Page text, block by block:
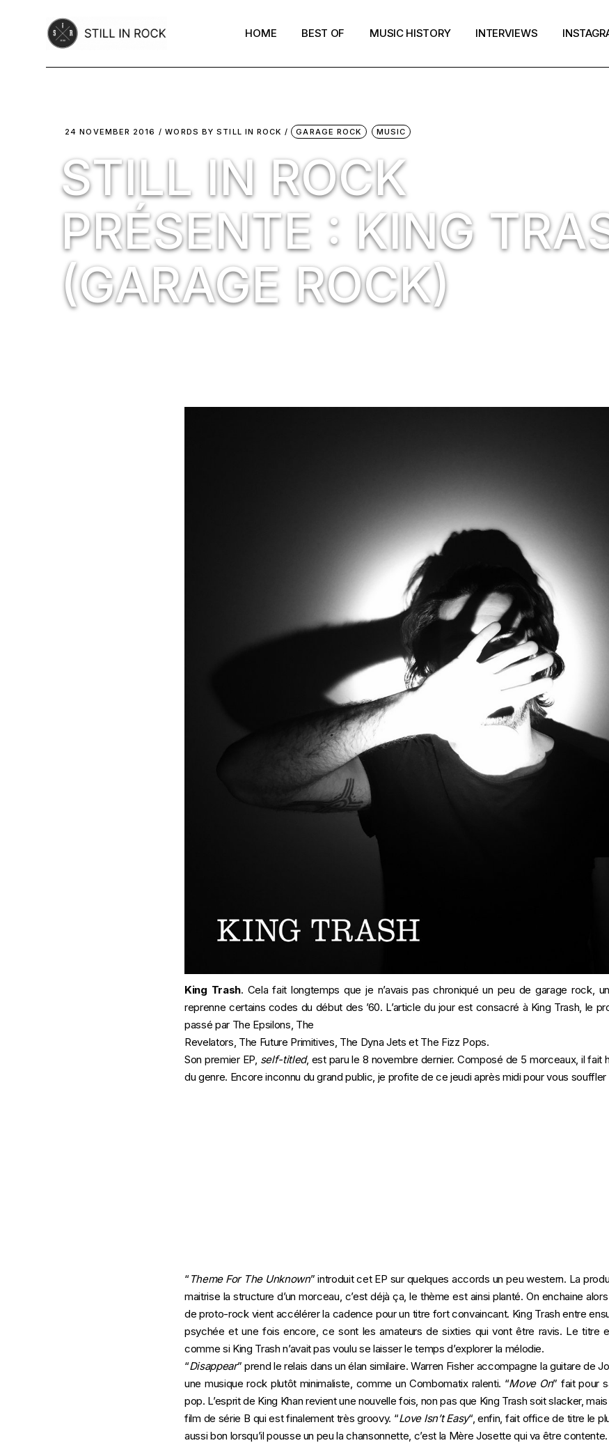
HOME BEST OF MUSIC HISTORY INTERVIEWS
24 NOVEMBER 2016 WORDS BYSTILL IN ROCK GARAGE ROCK MUSIC
STILL IN ROCK
PRÉSENTE : KING
(GARAGE ROCK)
King Trash. Cela fait longtemps que je n’avais pas chroniqué un peu de garage rock,
reprenne certains codes du début des ’60. L’article du jour est consacré à King Trash, le
passé par The Epsilons, The
Revelators, The Future Primitives, The Dyna Jets et The Fizz Pops.
Son premier EP, self-titled, est paru le 8 novembre dernier. Composé de 5 morceaux, il fait
du genre. Encore inconnu du grand public, je profite de ce jeudi après midi pour vous
“ Theme For The Unknown” introduit cet EP sur quelques accords un peu western. La
maitrise la structure d’un morceau, c’est déjà ça, le thème est ainsi planté. On enchaine
de proto-rock vient accélérer la cadence pour un titre fort convaincant. King Trash entre
psychée et une fois encore, ce sont les amateurs de sixties qui vont être ravis. Le titre
comme si King Trash n’avait pas voulu se laisser le temps d’explorer la mélodie.
“Disappear” prend le relais dans un élan similaire. Warren Fisher accompagne la guitare de
une musique rock plutôt minimaliste, comme unCombomatixralenti. “Move On” fait pour
pop. L’esprit de King Khan revient une nouvelle fois, non pas que King Trash soit slacker,
film de série B qui est finalement très groovy. “Love Isn’t Easy“, enfin, fait office de titre le
aussi bon lorsqu’il pousse un peu la chansonnette, c’est la Mère Josette qui va être contente.